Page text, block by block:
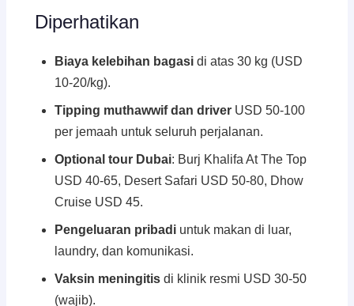
Diperhatikan
Biaya kelebihan bagasidi atas 30 kg (USD
10-20/kg).
Tipping muthawwif dan driverUSD 50-100
per jemaah untuk seluruh perjalanan.
Optional tour Dubai: Burj Khalifa At The Top
USD 40-65, Desert Safari USD 50-80, Dhow
Cruise USD 45.
Pengeluaran pribadiuntuk makan di luar,
laundry, dan komunikasi.
Vaksin meningitisdi klinik resmi USD 30-50
(wajib).